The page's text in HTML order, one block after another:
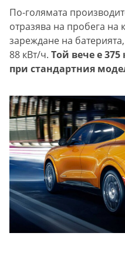
По-голямата
отразява на пробега на
зареждане на
88 кВт/ч. Той вече е
при стандартния